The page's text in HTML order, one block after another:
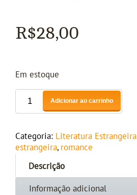
R$28,00
Em estoque
Adicionar ao carrinho
Categoria: Literatura Estrangeira
estrangeira, romance
Descrição
Informação adicional